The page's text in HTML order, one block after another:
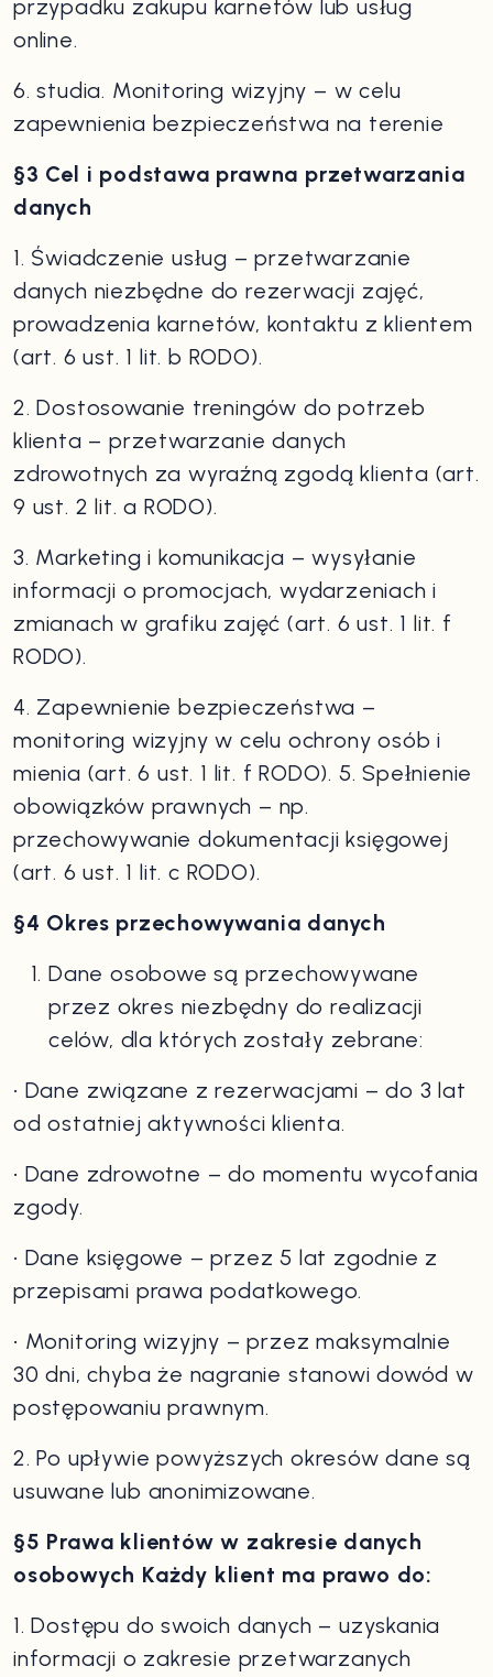
przypadku zakupu karnetów lub usług
online.
6. studia. Monitoring wizyjny – w celu
zapewnienia bezpieczeństwa na terenie
§3 Cel i podstawa prawna przetwarzania
danych
1. Świadczenie usług – przetwarzanie
danych niezbędne do rezerwacji zajęć,
prowadzenia karnetów, kontaktu z klientem
(art. 6 ust. 1 lit. b RODO).
2. Dostosowanie treningów do potrzeb
klienta – przetwarzanie danych
zdrowotnych za wyraźną zgodą klienta (art.
9 ust. 2 lit. a RODO).
3. Marketing i komunikacja – wysyłanie
informacji o promocjach, wydarzeniach i
zmianach w grafiku zajęć (art. 6 ust. 1 lit. f
RODO).
4. Zapewnienie bezpieczeństwa –
monitoring wizyjny w celu ochrony osób i
mienia (art. 6 ust. 1 lit. f RODO). 5. Spełnienie
obowiązków prawnych – np.
przechowywanie dokumentacji księgowej
(art. 6 ust. 1 lit. c RODO).
§4 Okres przechowywania danych
Dane osobowe są przechowywane
przez okres niezbędny do realizacji
celów, dla których zostały zebrane:
• Dane związane z rezerwacjami – do 3 lat
od ostatniej aktywności klienta.
• Dane zdrowotne – do momentu wycofania
zgody.
• Dane księgowe – przez 5 lat zgodnie z
przepisami prawa podatkowego.
• Monitoring wizyjny – przez maksymalnie
30 dni, chyba że nagranie stanowi dowód w
postępowaniu prawnym.
2. Po upływie powyższych okresów dane są
usuwane lub anonimizowane.
§5 Prawa klientów w zakresie danych
osobowych Każdy klient ma prawo do:
1. Dostępu do swoich danych – uzyskania
informacji o zakresie przetwarzanych